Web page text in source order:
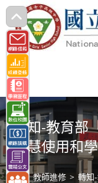
跳
轉
至
主
要
內
容 轉知-教育部
智慧使用和
> 教師進修 > 轉知